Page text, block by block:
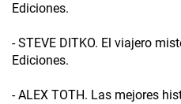
Ediciones.
- STEVE DITKO. El viajero
Ediciones.
- ALEX TOTH. Las mejores